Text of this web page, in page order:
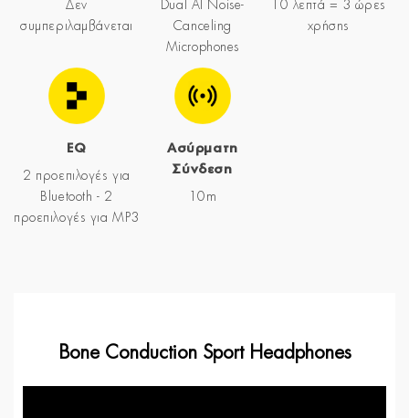
Δεν
συμπεριλαμβάνεται
Dual AI Noise-
Canceling
Microphones
10 λεπτά = 3 ώρες
χρήσης
EQ
2 προεπιλογές για
Bluetooth - 2
προεπιλογές για MP3
Ασύρματη
Σύνδεση
10m
Bone Conduction Sport Headphones